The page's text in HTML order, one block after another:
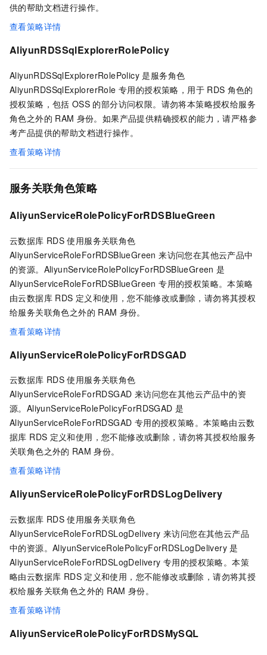
供的帮助文档进行操作。
查看策略详情
AliyunRDSSqlExplorerRolePolicy
AliyunRDSSqlExplorerRolePolicy 是服务角色
AliyunRDSSqlExplorerRole 专用的授权策略，用于 RDS 角色的
授权策略，包括 OSS 的部分访问权限。请勿将本策略授权给服务
角色之外的 RAM 身份。如果产品提供精确授权的能力，请严格参
考产品提供的帮助文档进行操作。
查看策略详情
服务关联角色策略
AliyunServiceRolePolicyForRDSBlueGreen
云数据库 RDS 使用服务关联角色
AliyunServiceRoleForRDSBlueGreen 来访问您在其他云产品中
的资源。AliyunServiceRolePolicyForRDSBlueGreen 是
AliyunServiceRoleForRDSBlueGreen 专用的授权策略。本策略
由云数据库 RDS 定义和使用，您不能修改或删除，请勿将其授权
给服务关联角色之外的 RAM 身份。
查看策略详情
AliyunServiceRolePolicyForRDSGAD
云数据库 RDS 使用服务关联角色
AliyunServiceRoleForRDSGAD 来访问您在其他云产品中的资
源。AliyunServiceRolePolicyForRDSGAD 是
AliyunServiceRoleForRDSGAD 专用的授权策略。本策略由云数
据库 RDS 定义和使用，您不能修改或删除，请勿将其授权给服务
关联角色之外的 RAM 身份。
查看策略详情
AliyunServiceRolePolicyForRDSLogDelivery
云数据库 RDS 使用服务关联角色
AliyunServiceRoleForRDSLogDelivery 来访问您在其他云产品
中的资源。AliyunServiceRolePolicyForRDSLogDelivery 是
AliyunServiceRoleForRDSLogDelivery 专用的授权策略。本策
略由云数据库 RDS 定义和使用，您不能修改或删除，请勿将其授
权给服务关联角色之外的 RAM 身份。
查看策略详情
AliyunServiceRolePolicyForRDSMySQL